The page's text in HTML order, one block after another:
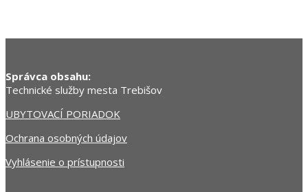
Správca obsahu:
Technické služby mesta Trebišov
UBYTOVACÍ PORIADOK
Ochrana osobných údajov
Vyhlásenie o prístupnosti